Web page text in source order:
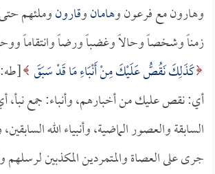
وهارون مع فرعون وهامانوقارونوملئهم
زمناً وشخصاً وحالاً وغضباً ورضاً وانتقاماً
كَذَلِكَ نَقُصُّ عَلَيْكَ مِنْ أَنْبَاءِ مَا قَدْ سَبَقَ [طه:99]:
أي: نقص عليك من أخبارهم، وأنباء: جمع نبأ،
السابقة والعصور الماضية، وأنبياء الله
جرى على العصاة والمتمردين المكذبين لرسلهم